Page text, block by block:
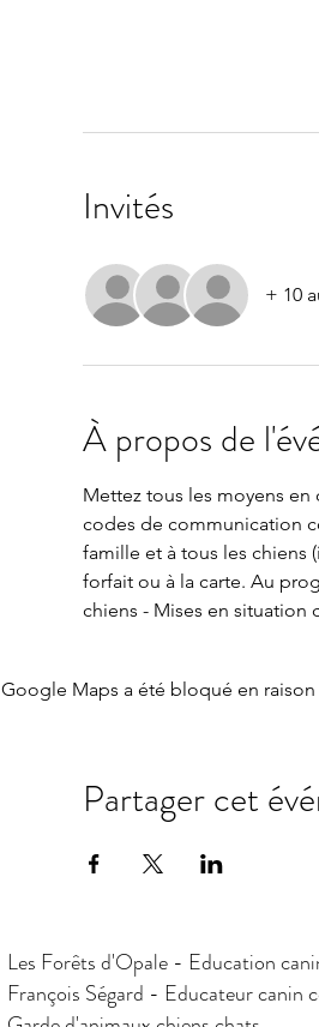
Invités
+ 10
À propos de
Mettez tous les moyens
codes de communication
famille et à tous les chiens
forfait ou à la carte. Au
chiens - Mises en situation
Google Maps a été bloqué en
Partager cet
Les Forêts d'Opale - Education
François Ségard - Educateur canin